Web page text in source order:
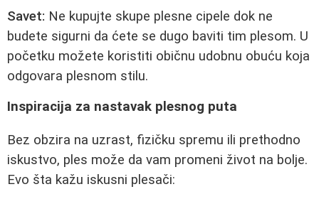
Savet: Ne kupujte skupe plesne cipele dok ne
budete sigurni da ćete se dugo baviti tim plesom. U
početku možete koristiti običnu udobnu obuću koja
odgovara plesnom stilu.
Inspiracija za nastavak plesnog puta
Bez obzira na uzrast, fizičku spremu ili prethodno
iskustvo, ples može da vam promeni život na bolje.
Evo šta kažu iskusni plesači: